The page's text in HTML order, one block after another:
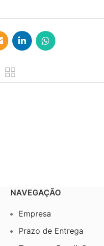
NAVEGAÇÃO
Empresa
Prazo de Entrega